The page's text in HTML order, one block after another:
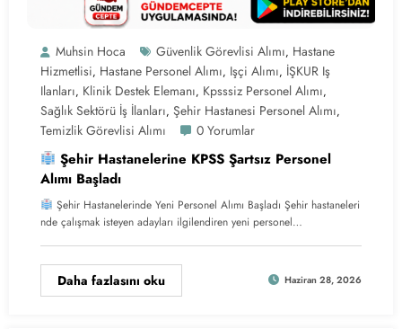
Muhsin Hoca Güvenlik Görevlisi Alımı, Hastane
Hizmetlisi, Hastane Personel Alımı, Işçi Alımı, İŞKUR Iş
Ilanları, Klinik Destek Elemanı, Kpsssiz Personel Alımı,
Sağlık Sektörü İş İlanları, Şehir Hastanesi Personel Alımı,
Temizlik Görevlisi Alımı 0 Yorumlar
Şehir Hastanelerine KPSS Şartsız Personel
Alımı Başladı
Şehir Hastanelerinde Yeni Personel Alımı Başladı Şehir hastaneleri
nde çalışmak isteyen adayları ilgilendiren yeni personel…
Daha fazlasını oku Haziran 28, 2026